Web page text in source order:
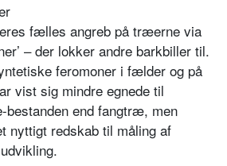
fælles angreb på træerne via
– der lokker andre barkbiller til.
feromoner i fælder og på
vist sig mindre egnede til
bestanden end fangtræ, men
redskab til måling af